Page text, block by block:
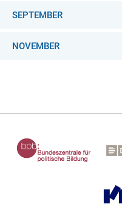
SEPTEMBER
NOVEMBER